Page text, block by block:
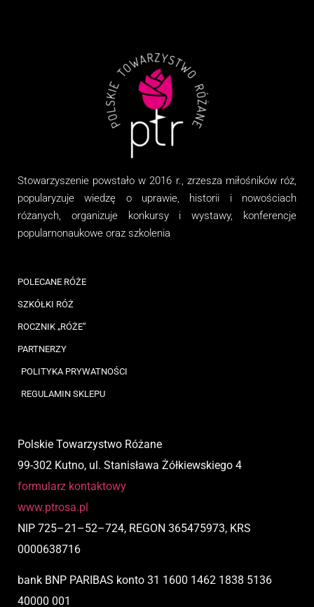
Stowarzyszenie powstało w 2016 r., zrzesza miłośników róż,
popularyzuje wiedzę o uprawie, historii i nowościach
różanych, organizujekonkursy i wystawy, konferencje
popularnonaukowe oraz szkolenia
POLECANE RÓŻE
SZKÓŁKI RÓŻ
ROCZNIK „RÓŻE”
PARTNERZY
POLITYKA PRYWATNOŚCI
REGULAMIN SKLEPU
Polskie Towarzystwo Różane
99-302 Kutno, ul. Stanisława Żółkiewskiego 4
formularz kontaktowy
www.ptrosa.pl
NIP 725–21 –52–724, REGON 365475973, KRS
0000638716
bank BNP PARIBAS konto 31 1600 1462 1838 5136
40000 001